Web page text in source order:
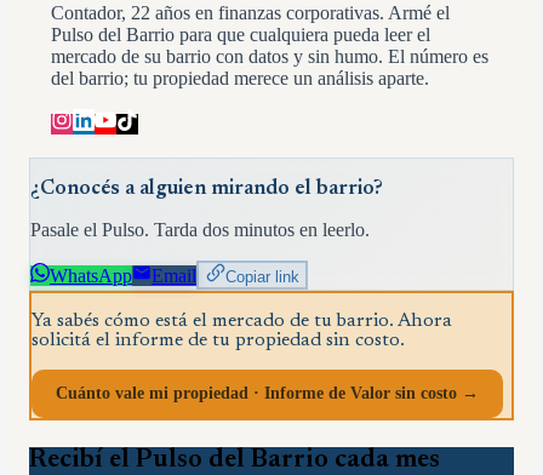
Contador, 22 años en finanzas corporativas. Armé el
Pulso del Barrio para que cualquiera pueda leer el
mercado de su barrio con datos y sin humo. El número es
del barrio; tu propiedad merece un análisis aparte.
¿Conocés a alguien mirando el barrio?
Pasale el Pulso. Tarda dos minutos en leerlo.
WhatsApp Email Copiar link
Ya sabés cómo está el mercado de tu barrio. Ahora
solicitá el informe de tu propiedad sin costo.
Cuánto vale mi propiedad · Informe de Valor sin costo →
Recibí el Pulso del Barrio cada mes